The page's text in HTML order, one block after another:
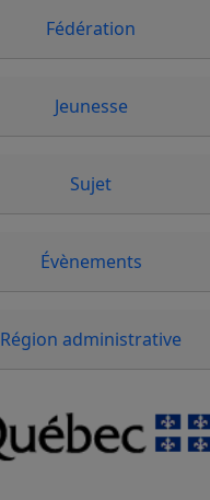
Fédération
Jeunesse
Sujet
Évènements
Région administrative